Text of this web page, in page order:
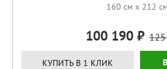
160 см x 212 см
100 190
КУПИТЬ В 1 КЛИК